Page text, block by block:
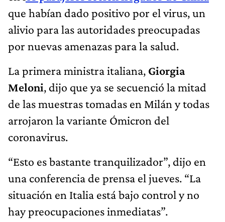
que habían dado positivo por el virus, un
alivio para las autoridades preocupadas
por nuevas amenazas para la salud.
La primera ministra italiana, Giorgia
Meloni, dijo que ya se secuenció la mitad
de las muestras tomadas en Milán y todas
arrojaron la variante Ómicron del
coronavirus.
“Esto es bastante tranquilizador”, dijo en
una conferencia de prensa el jueves. “La
situación en Italia está bajo control y no
hay preocupaciones inmediatas”.